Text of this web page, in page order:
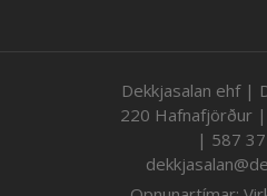
Dekkjasalan ehf |
220 Hafnafjörður
| 587